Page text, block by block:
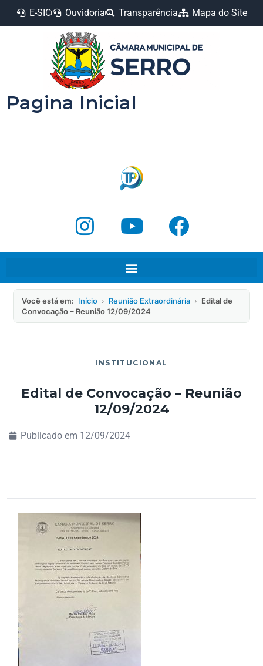
E-SIC Ouvidoria Transparência Mapa do Site
Pagina Inicial
Você está em: Início › Reunião Extraordinária › Edital de
Convocação – Reunião 12/09/2024
INSTITUCIONAL
Edital de Convocação – Reunião
12/09/2024
Publicado em 12/09/2024